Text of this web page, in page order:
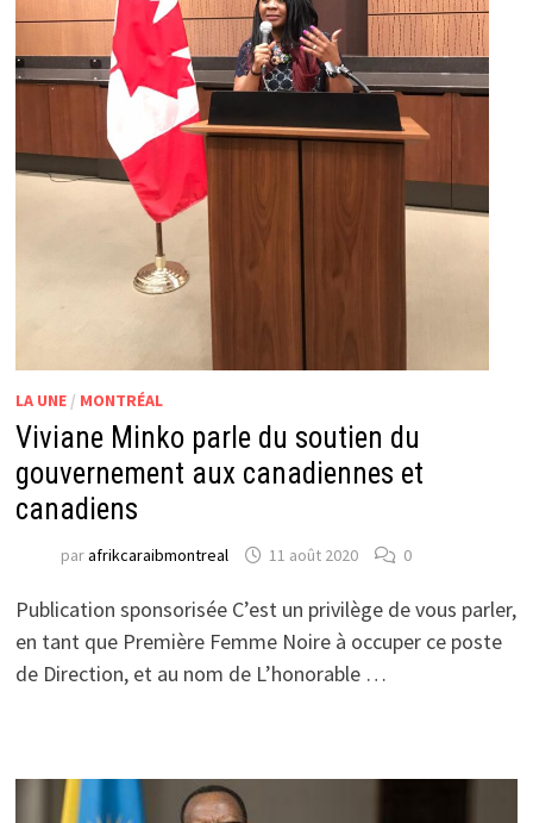
LA UNE/ MONTRÉAL
Viviane Minko parle du soutien du
gouvernement aux canadiennes et
canadiens
parafrikcaraibmontreal 11 août 2020 0
Publication sponsorisée C’est un privilège de vous parler,
en tant que Première Femme Noire à occuper ce poste
de Direction, et au nom de L’honorable …